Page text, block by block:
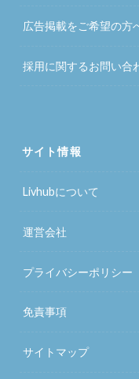
広告掲載をご希望の方
採用に関するお問い合
サイト情報
Livhubについて
運営会社
プライバシーポリシー
免責事項
サイトマップ